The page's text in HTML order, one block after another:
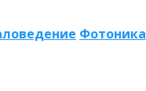
Фотоника